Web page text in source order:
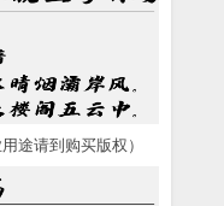
途请到购买版权）